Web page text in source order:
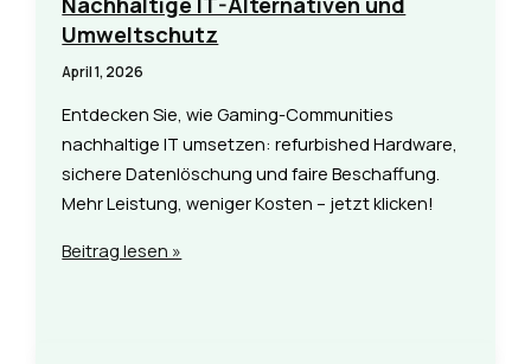
planen
Umweltschutz
April 1, 2026
Entdecken Sie, wie Gaming-Communities
nachhaltige IT umsetzen: refurbished Hardware,
sichere Datenlöschung und faire Beschaffung.
Mehr Leistung, weniger Kosten – jetzt klicken!
Nachhaltige
Beitrag lesen »